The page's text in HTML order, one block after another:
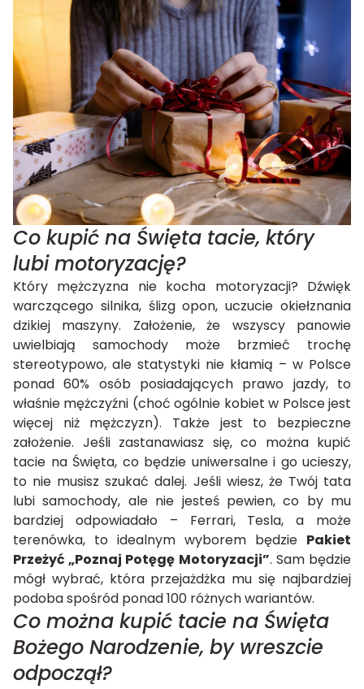
Co kupić na Święta tacie, który
lubi motoryzację?
Który mężczyzna nie kocha motoryzacji? Dźwięk
warczącego silnika, ślizg opon, uczucie okiełznania
dzikiej maszyny. Założenie, że wszyscy panowie
uwielbiają samochody może brzmieć trochę
stereotypowo, ale statystyki nie kłamią – w Polsce
ponad 60% osób posiadających prawo jazdy, to
właśnie mężczyźni (choć ogólnie kobiet w Polsce jest
więcej niż mężczyzn). Także jest to bezpieczne
założenie. Jeśli zastanawiasz się, co można kupić
tacie na Święta, co będzie uniwersalne i go ucieszy,
to nie musisz szukać dalej. Jeśli wiesz, że Twój tata
lubi samochody, ale nie jesteś pewien, co by mu
bardziej odpowiadało – Ferrari, Tesla, a może
terenówka, to idealnym wyborem będzie Pakiet
Przeżyć „Poznaj Potęgę Motoryzacji”. Sam będzie
mógł wybrać, która przejażdżka mu się najbardziej
podoba spośród ponad 100 różnych wariantów.
Co można kupić tacie na Święta
Bożego Narodzenie, by wreszcie
odpoczął?